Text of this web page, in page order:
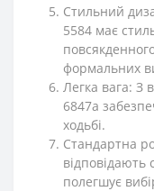
Стильний
5584 має
формальних
Легка вага: З
6847a
ходьбі.
Стандартна
відповідають
полегшує